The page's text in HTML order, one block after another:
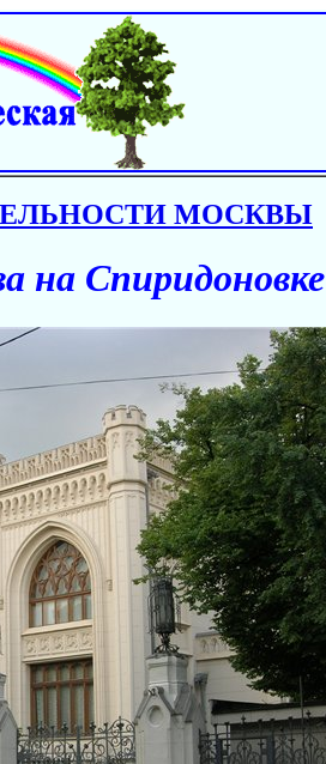
МОСКВЫ
на Спиридоновке